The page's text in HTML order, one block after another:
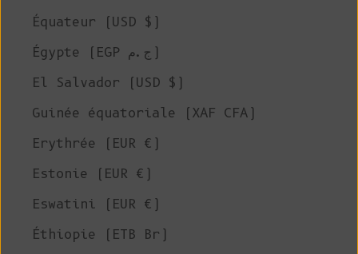
Équateur (USD $)
Égypte (EGP ج.م)
El Salvador (USD $)
Guinée équatoriale (XAF CFA)
Erythrée (EUR €)
Estonie (EUR €)
Eswatini (EUR €)
Éthiopie (ETB Br)